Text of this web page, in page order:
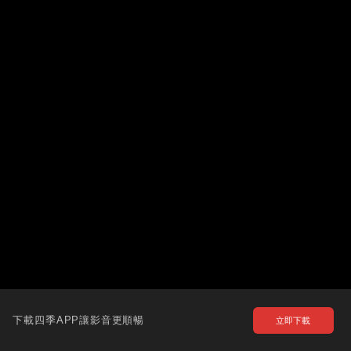
下載四季APP讓影音更順暢 立即下載